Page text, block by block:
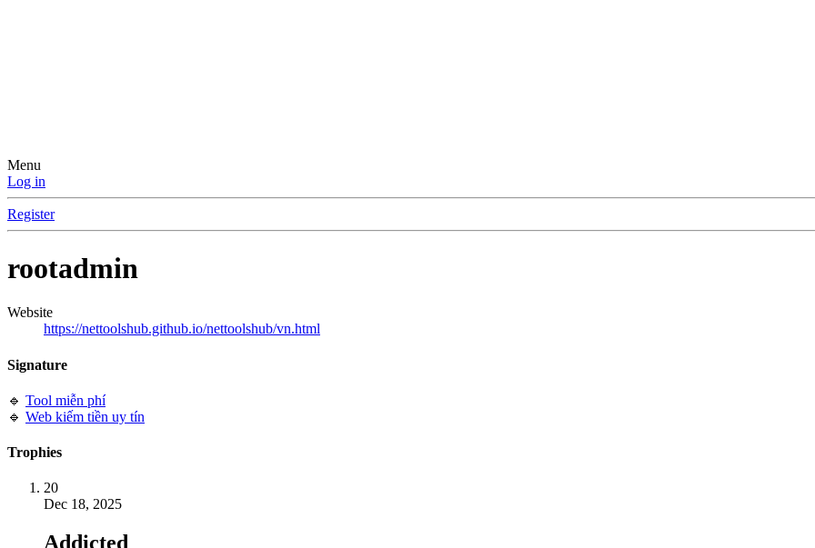
Menu
Log in
Register
rootadmin
Website
https://nettoolshub.github.io/nettoolshub/vn.html
Signature
🔹 Tool miễn phí
🔹 Web kiếm tiền uy tín
Trophies
20
Dec 18, 2025
Addicted